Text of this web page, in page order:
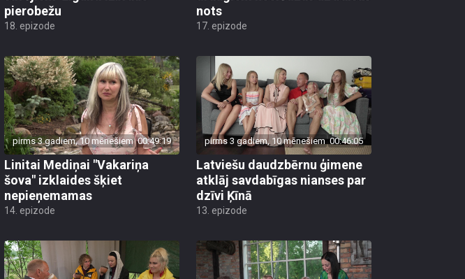
pierobežu
18. epizode
nots
17. epizode
pirms 3 gadiem, 10 mēnešiem 00:49:19
Linitai Mediņai "Vakariņa
šova" izklaides šķiet
nepieņemamas
14. epizode
pirms 3 gadiem, 10 mēnešiem 00:46:05
Latviešu daudzbērnu ģimene
atklāj savdabīgas nianses par
dzīvi Ķīnā
13. epizode